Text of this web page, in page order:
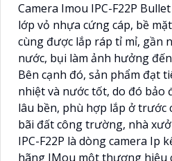
Camera Imou IPC-F22P
lớp vỏ nhựa cứng cáp, bề
cùng được lắp ráp tỉ mỉ, gần
nước, bụi làm ảnh hưởng
Bên cạnh đó, sản phẩm đạt
nhiệt và nước tốt, do đó bảo
lâu bền, phù hợp lắp ở trước
bãi đất công trường, nhà
IPC-F22P là dòng camera Ip
hãng IMou một thương hiệu